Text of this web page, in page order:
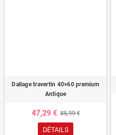
Dallage travertin 40×60 premium
Antique
47,29 € 85,99 €
DÉTAILS